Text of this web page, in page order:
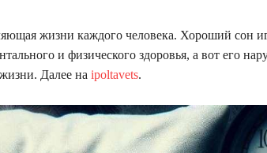
жизни каждого человека. Хороший сон
и физического здоровья, а вот его
Далее на ipoltavets.